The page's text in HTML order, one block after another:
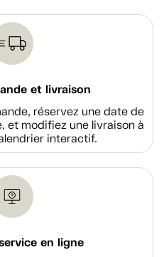
et livraison
réservez une date de
et modifiez une livraison à
interactif.
en ligne